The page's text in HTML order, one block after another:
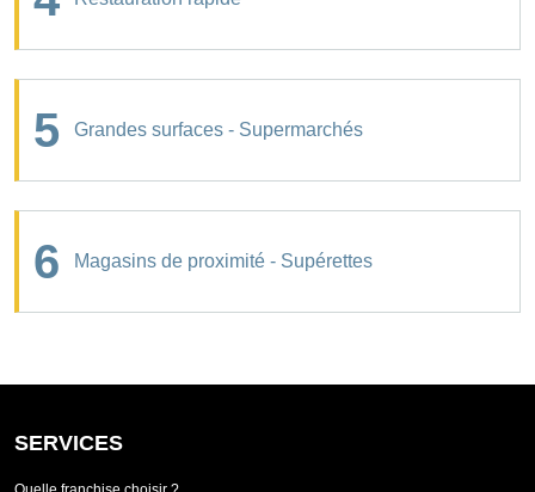
5 Grandes surfaces - Supermarchés
6 Magasins de proximité - Supérettes
SERVICES